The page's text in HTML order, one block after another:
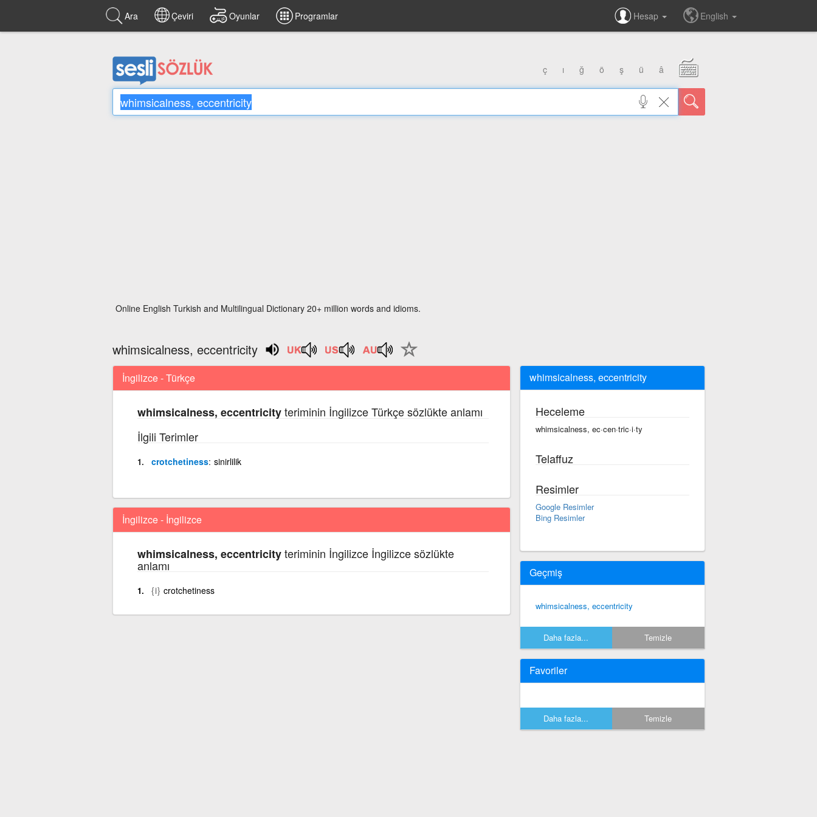
Ara Çeviri Oyunlar Programlar Hesap English
ç ı ğ ö ş ü â
Online English Turkish and Multilingual Dictionary 20+ million words and idioms.
whimsicalness, eccentricity
İngilizce - Türkçe
whimsicalness, eccentricityteriminin İngilizce Türkçe sözlükte anlamı
İlgili Terimler
crotchetiness sinirlilik
İngilizce - İngilizce
whimsicalness, eccentricityteriminin İngilizce İngilizce sözlükte
anlamı
{i} crotchetiness
whimsicalness, eccentricity
Heceleme
whimsicalness, ec·cen·tric·i·ty
Telaffuz
Resimler
Google Resimler
Bing Resimler
Geçmiş
whimsicalness, eccentricity
Daha fazla... Temizle
Favoriler
Daha fazla... Temizle